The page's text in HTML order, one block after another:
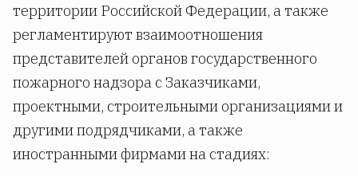
территории Российской Федерации, а также
регламентируют взаимоотношения
представителей органов государственного
пожарного надзора с Заказчиками,
проектными, строительными организациями и
другими подрядчиками, а также
иностранными фирмами на стадиях: